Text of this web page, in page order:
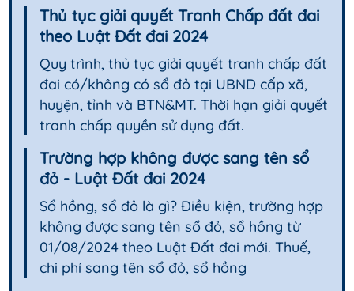
Thủ tục giải quyết Tranh Chấp đất đai
theo Luật Đất đai 2024
Quy trình, thủ tục giải quyết tranh chấp đất
đai có/không có sổ đỏ tại UBND cấp xã,
huyện, tỉnh và BTN&MT. Thời hạn giải quyết
tranh chấp quyền sử dụng đất.
Trường hợp không được sang tên sổ
đỏ - Luật Đất đai 2024
Sổ hồng, sổ đỏ là gì? Điều kiện, trường hợp
không được sang tên sổ đỏ, sổ hồng từ
01/08/2024 theo Luật Đất đai mới. Thuế,
chi phí sang tên sổ đỏ, sổ hồng